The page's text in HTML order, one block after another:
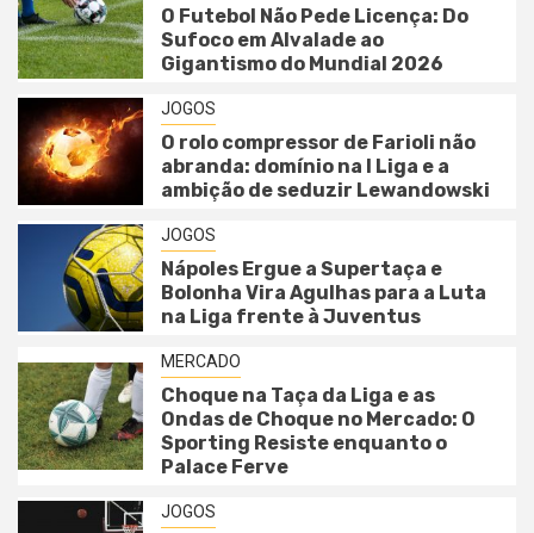
O Futebol Não Pede Licença: Do
Sufoco em Alvalade ao
Gigantismo do Mundial 2026
JOGOS
O rolo compressor de Farioli não
abranda: domínio na I Liga e a
ambição de seduzir Lewandowski
JOGOS
Nápoles Ergue a Supertaça e
Bolonha Vira Agulhas para a Luta
na Liga frente à Juventus
MERCADO
Choque na Taça da Liga e as
Ondas de Choque no Mercado: O
Sporting Resiste enquanto o
Palace Ferve
JOGOS